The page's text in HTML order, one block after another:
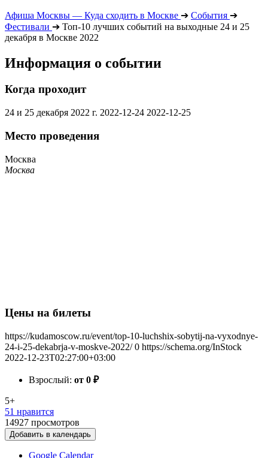
Афиша Москвы — Куда сходить в Москве ➔ События ➔
Фестивали ➔ Топ-10 лучших событий на выходные 24 и 25
декабря в Москве 2022
Информация о событии
Когда проходит
24 и 25 декабря 2022 г. 2022-12-24 2022-12-25
Место проведения
Москва
Москва
Цены на билеты
https://kudamoscow.ru/event/top-10-luchshix-sobytij-na-vyxodnye-
24-i-25-dekabrja-v-moskve-2022/ 0 https://schema.org/InStock
2022-12-23T02:27:00+03:00
Взрослый: от 0 ₽
5+
51 нравится
14927 просмотров
Добавить в календарь
Google Calendar